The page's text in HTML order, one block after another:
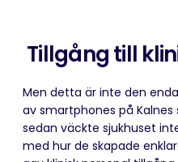
Tillgång till
Men detta är inte den
av smartphones på Kalnes
sedan väckte sjukhuset
med hur de skapade